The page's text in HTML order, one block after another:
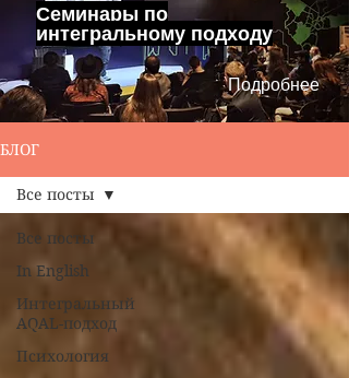
Семинары по
интегральному подходу
Подробнее
БЛОГ
Все посты
In English
Интегральный
AQAL-подход
Психология
Все посты